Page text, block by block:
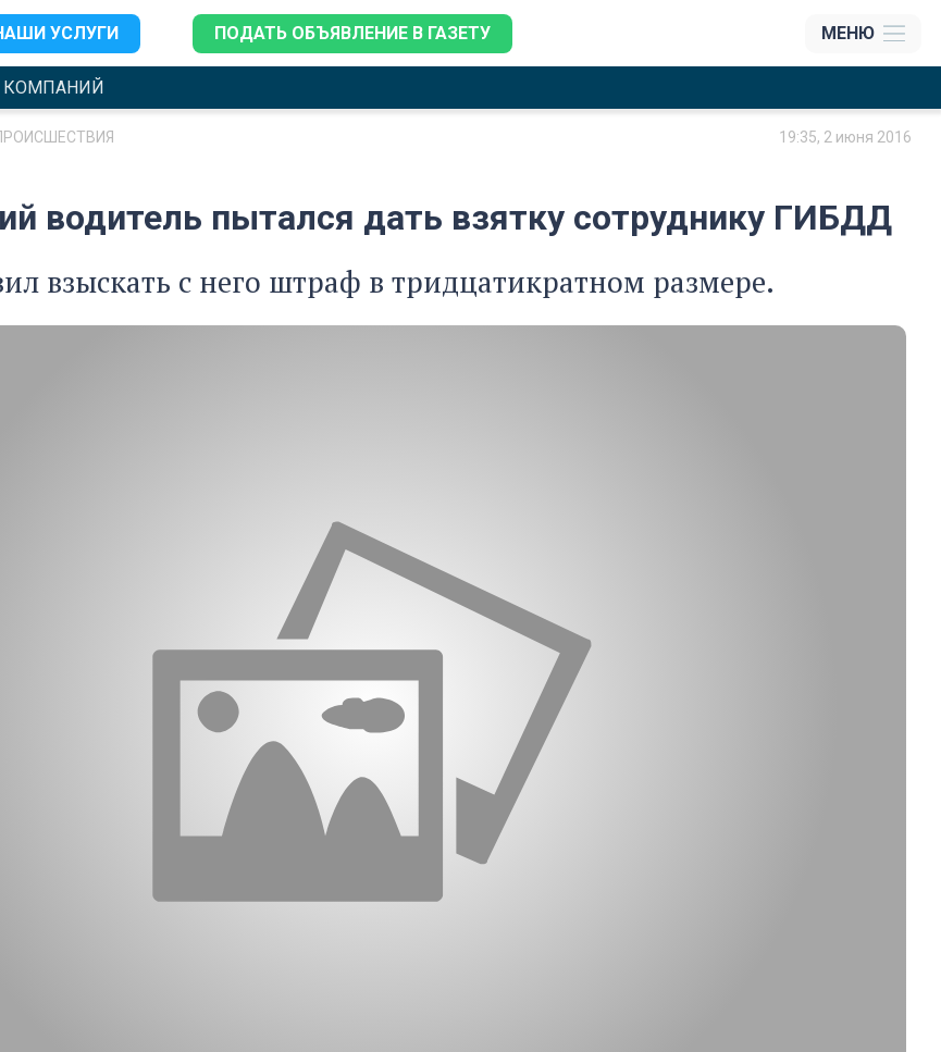
УСЛУГИ ПОДАТЬ ОБЪЯВЛЕНИЕ В ГАЗЕТУ МЕНЮ
19:35, 2 июня 2016
водитель пытался дать взятку сотруднику ГИБДД
взыскать с него штраф в тридцатикратном размере.